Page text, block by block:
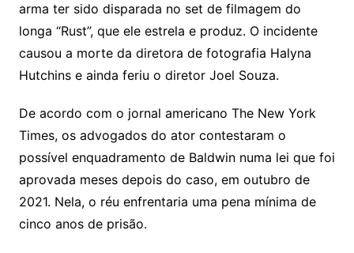
arma ter sido disparada no set de filmagem do
longa “Rust”, que ele estrela e produz. O incidente
causou a morte da diretora de fotografia Halyna
Hutchins e ainda feriu o diretor Joel Souza.
De acordo com o jornal americano The New York
Times, os advogados do ator contestaram o
possível enquadramento de Baldwin numa lei que foi
aprovada meses depois do caso, em outubro de
2021. Nela, o réu enfrentaria uma pena mínima de
cinco anos de prisão.